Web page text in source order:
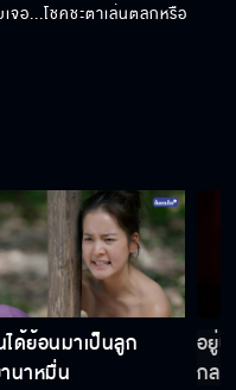
ป็นห่านมิใช่หงส์ EP.9
ป็นห่านมิใช่หงส์ EP.10
จอ...โชคชะตาเล่นตลกหรือ
ด้ย้อนมาเป็นลูก
นาหมื่น
อยู่นู่
กลา